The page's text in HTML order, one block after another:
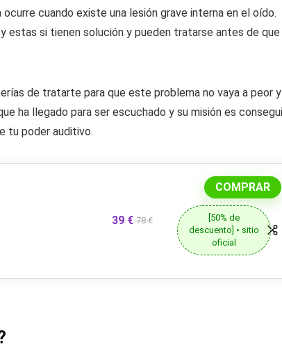
cuando existe una lesión grave interna en el oído.
estas si tienen solución y pueden tratarse antes de que
de tratarte para que este problema no vaya a peor y
ha llegado para ser escuchado y su misión es
tu poder auditivo.
39 € 78 €
COMPRAR
[50% de
descuento] • sitio
oficial